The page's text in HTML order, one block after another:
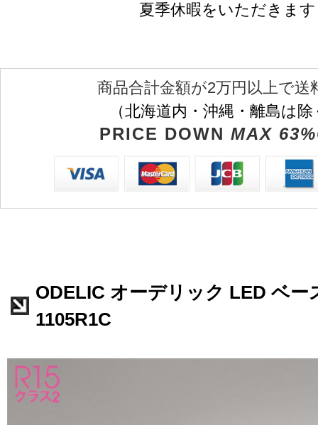
夏季休暇をいただきます
商品合計金額が2万円以上で送
（北海道内・沖縄・離島は
PRICE DOWN MAX
ODELIC オーデリック LED ベー
1105R1C